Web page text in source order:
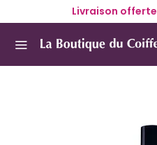
Livraison offerte